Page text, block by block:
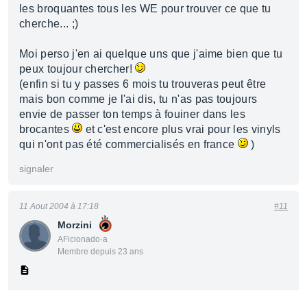
les broquantes tous les WE pour trouver ce que tu
cherche... ;)
Moi perso j'en ai quelque uns que j'aime bien que tu
peux toujour chercher!
(enfin si tu y passes 6 mois tu trouveras peut être
mais bon comme je l'ai dis, tu n'as pas toujours
envie de passer ton temps à fouiner dans les
brocantes
et c'est encore plus vrai pour les vinyls
qui n'ont pas été commercialisés en france
)
signaler
Morzini
AFicionado·a
Membre depuis 23 ans
11 Aout 2004 à 17:18 #11